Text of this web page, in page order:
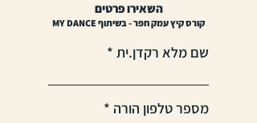
השאירו פרטים
קורס קיץ עמק חפר - בשיתוף MY DANCE
שם מלא רקדן.ית
מספר טלפון הורה